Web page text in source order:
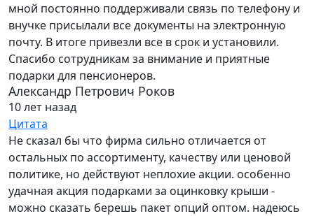
мной постоянно поддерживали связь по телефону и
внучке присылали все документы на электронную
почту. В итоге привезли все в срок и установили.
Спасибо сотрудникам за внимание и приятные
подарки для пенсионеров.
Александр Петрович Роков
10 лет назад
Цитата
Не сказал бы что фирма сильно отличается от
остальных по ассортименту, качеству или ценовой
политике, но действуют неплохие акции. особенно
удачная акция подарками за оцинковку крыши -
можно сказать берешь пакет опций оптом. надеюсь